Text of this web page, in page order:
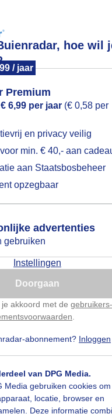
hoe wil
/ jaar
Premium
€ 6,99 per jaar (€ 0,58 per
en privacy veilig
min. € 40,- aan
aan Staatsbosbeheer
opzegbaar
advertenties
gebruiken
Instellingen
Doorgaan
akkoord met de gebruikers-
abonnement? Inloggen
van DPG Media.
Media gebruiken cookies om
locatie, browser en
Deze informatie
Weerzine
je locatie gebruiken
het weer?
nog geen akkoord op
er zo een pop-up
waarin deze
gevraagd wordt.
toon de popup
misschien later
wil je niet elke dag deze
om dit aan te passen